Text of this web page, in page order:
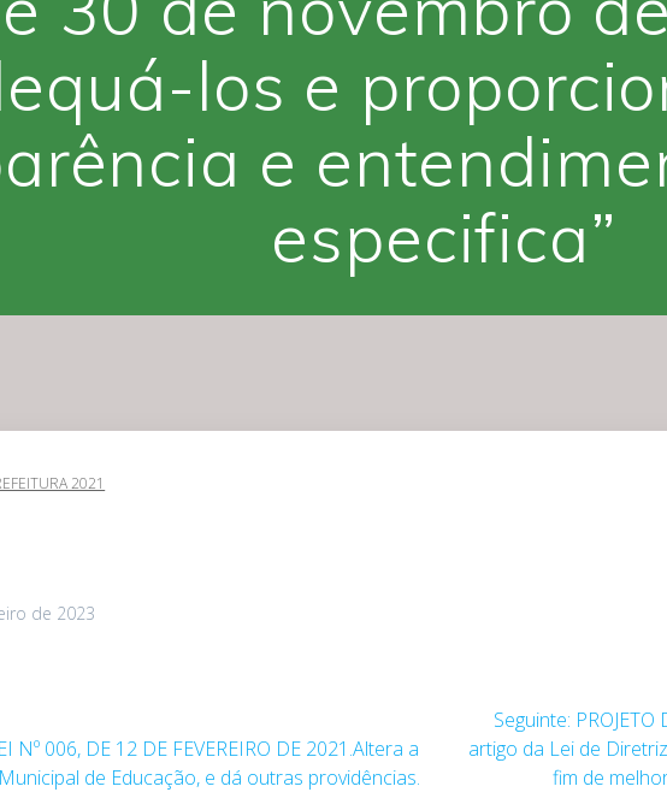
los e
e
especifica”
2021
de 2023
Nº 006, DE 12 DE FEVEREIRO DE 2021.Altera a
de Educação, e dá outras providências.
Seguinte: Post
seguinte:
artigo da Lei de
fim de